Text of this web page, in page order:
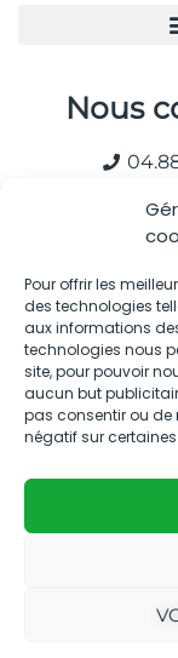
Pour offrir les
des technologies
aux informations
technologies nous
site, pour pouvoir
aucun but
pas consentir ou de
négatif sur
Nous
Kit média
édité par